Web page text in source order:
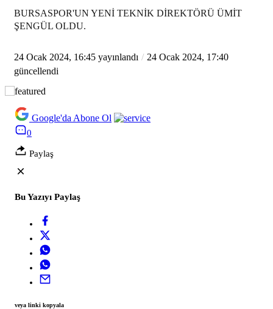
BURSASPOR'UN YENİ TEKNİK DİREKTÖRÜ ÜMİT
ŞENGÜL OLDU.
24 Ocak 2024, 16:45 yayınlandı
24 Ocak 2024, 17:40
güncellendi
Google'da Abone Ol
0
Paylaş
Bu Yazıyı Paylaş
veya linki kopyala